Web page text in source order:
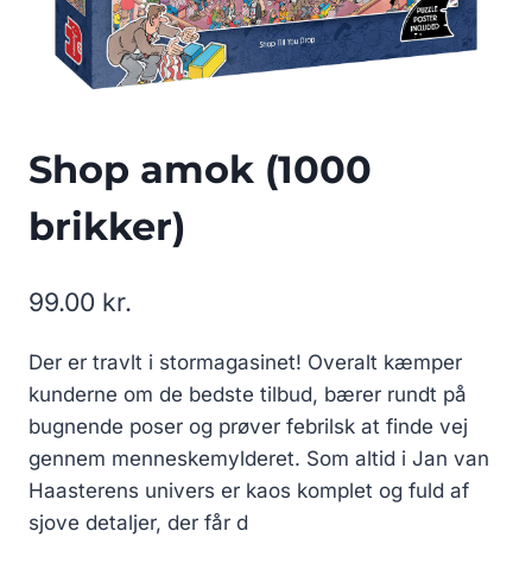
Shop amok (1000
brikker)
99.00 kr.
Der er travlt i stormagasinet! Overalt kæmper
kunderne om de bedste tilbud, bærer rundt på
bugnende poser og prøver febrilsk at finde vej
gennem menneskemylderet. Som altid i Jan van
Haasterens univers er kaos komplet og fuld af
sjove detaljer, der får d